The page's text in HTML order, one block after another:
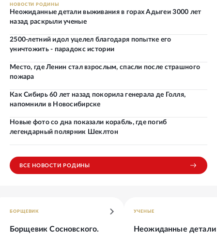
НОВОСТИ РОДИНЫ
Неожиданные детали выживания в горах Адыгеи 3000 лет
назад раскрыли ученые
2500-летний идол уцелел благодаря попытке его
уничтожить - парадокс истории
Место, где Ленин стал взрослым, спасли после страшного
пожара
Как Сибирь 60 лет назад покорила генерала де Голля,
напомнили в Новосибирске
Новые фото со дна показали корабль, где погиб
легендарный полярник Шеклтон
ВСЕ НОВОСТИ РОДИНЫ
БОРЩЕВИК
Борщевик Сосновского.
УЧЕНЫЕ
Неожиданные детали